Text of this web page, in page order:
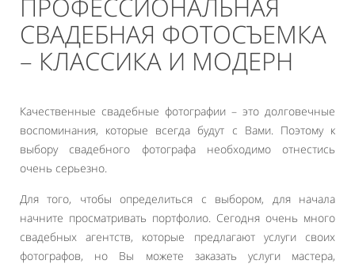
ПРОФЕССИОНАЛЬНАЯ
СВАДЕБНАЯ ФОТОСЪЕМКА
– КЛАССИКА И МОДЕРН
Качественные свадебные фотографии – это долговечные
воспоминания, которые всегда будут с Вами. Поэтому к
выбору свадебного фотографа необходимо отнестись
очень серьезно.
Для того, чтобы определиться с выбором, для начала
начните просматривать портфолио. Сегодня очень много
свадебных агентств, которые предлагают услуги своих
фотографов, но Вы можете заказать услуги мастера,